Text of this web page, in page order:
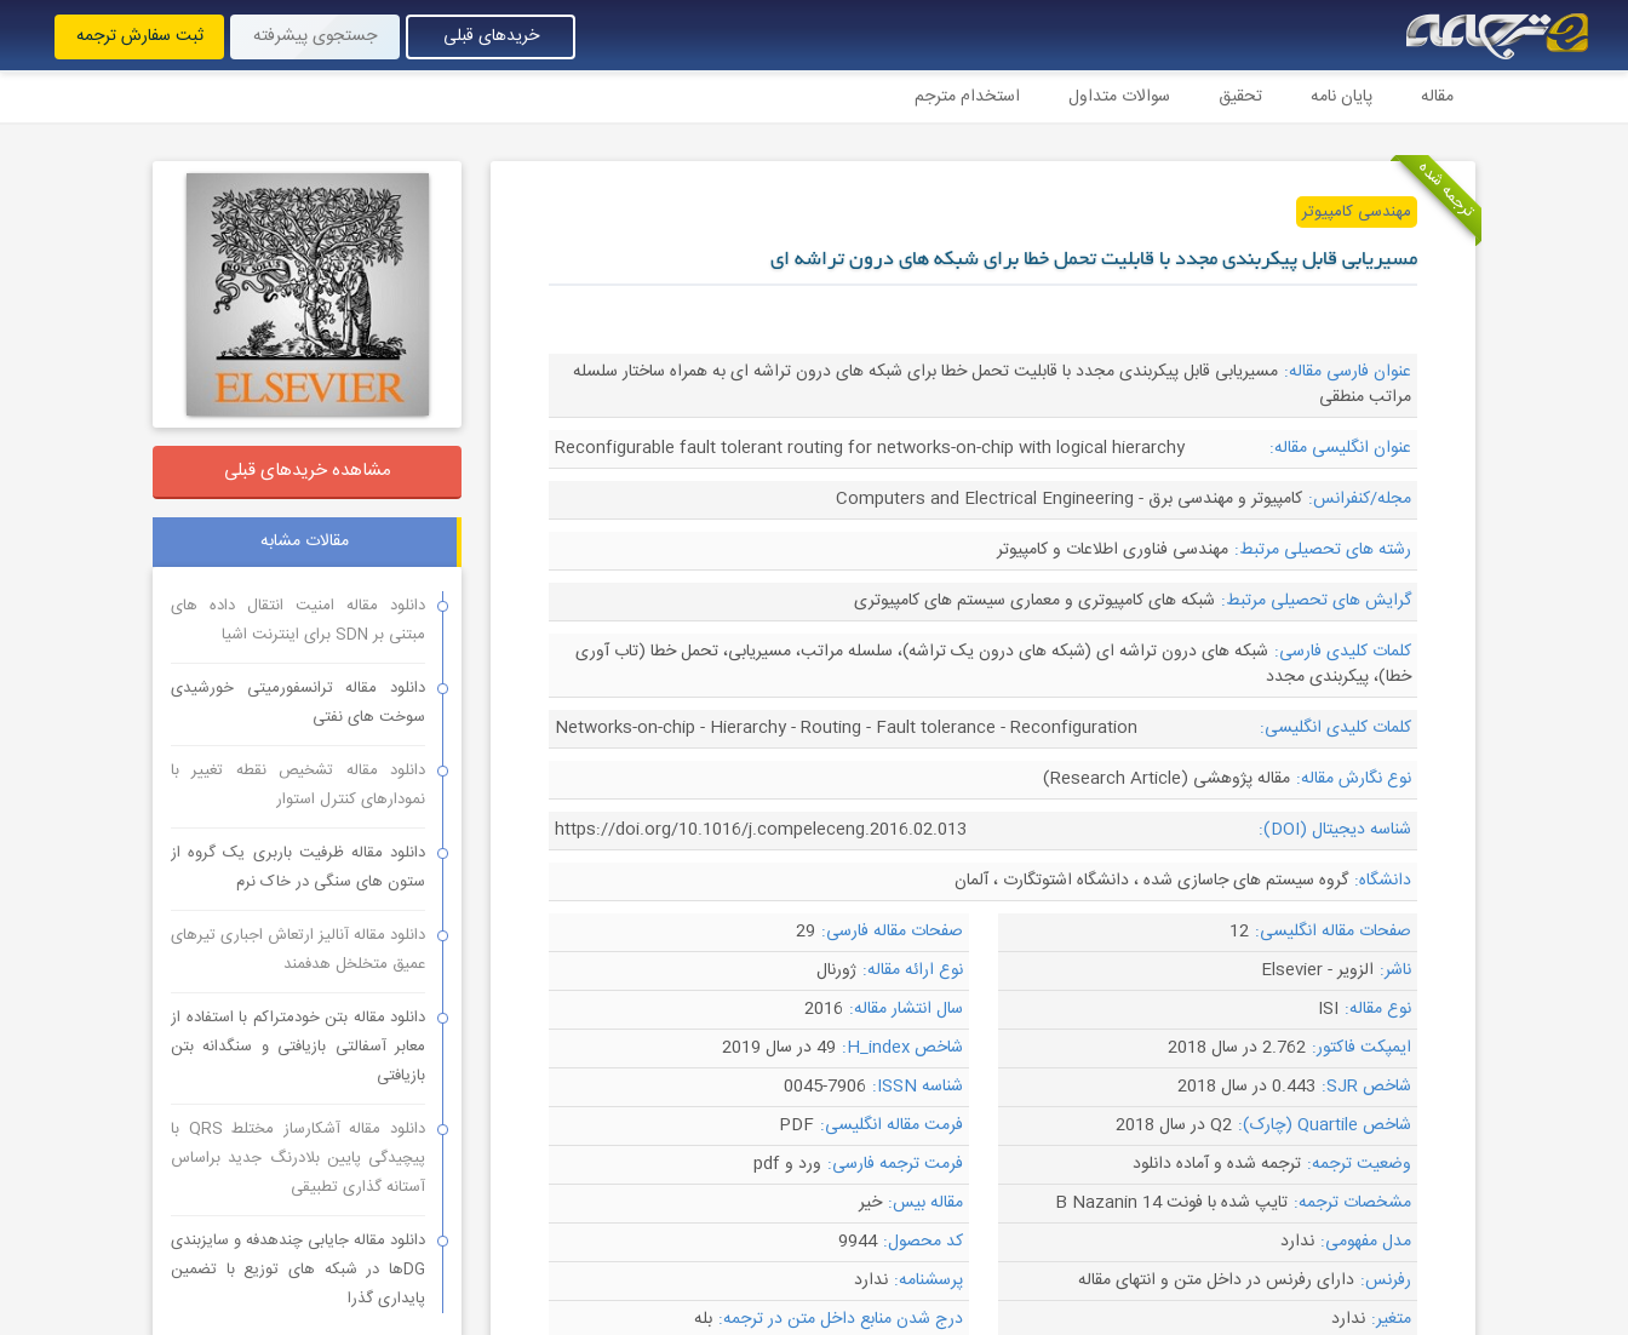
خریدهای قبلی جستجوی پیشرفته ثبت سفارش ترجمه
مقاله پایان نامه تحقیق سوالات متداول استخدام مترجم
ترجمه شدهمهندسی کامپیوتر
مسیریابی قابل پیکربندی مجدد با قابلیت تحمل خطا برای شبکه های درون تراشه ای
عنوان فارسی مقاله: مسیریابی قابل پیکربندی مجدد با قابلیت تحمل خطا برای شبکه های درون تراشه ای به همراه ساختار سلسله
مراتب منطقی
عنوان انگلیسی مقاله:
Reconfigurable fault tolerant routing for networks-on-chip with logical hierarchy
مجله/کنفرانس: کامپیوتر و مهندسی برق - Computers and Electrical Engineering
رشته های تحصیلی مرتبط: مهندسی فناوری اطلاعات و کامپیوتر
گرایش های تحصیلی مرتبط: شبکه های کامپیوتری و معماری سیستم های کامپیوتری
کلمات کلیدی فارسی: شبکه های درون تراشه ای (شبکه های درون یک تراشه)، سلسله مراتب، مسیریابی، تحمل خطا (تاب آوری
خطا)، پیکربندی مجدد
کلمات کلیدی انگلیسی:
Networks-on-chip - Hierarchy - Routing - Fault tolerance - Reconfiguration
نوع نگارش مقاله: مقاله پژوهشی (Research Article)
شناسه دیجیتال (DOI):
https://doi.org/10.1016/j.compeleceng.2016.02.013
دانشگاه: گروه سیستم های جاسازی شده ، دانشگاه اشتوتگارت ، آلمان
صفحات مقاله انگلیسی: 12 صفحات مقاله فارسی: 29
ناشر: الزویر - Elsevier نوع ارائه مقاله: ژورنال
نوع مقاله: ISI سال انتشار مقاله: 2016
ایمپکت فاکتور: 2.762 در سال 2018 شاخص H_index:
49 در سال 2019
شاخص SJR:
0.443 در سال 2018 شناسه ISSN:
0045-7906
شاخص Quartile (چارک):
Q2 در سال 2018 فرمت مقاله انگلیسی: PDF
وضعیت ترجمه: ترجمه شده و آماده دانلود فرمت ترجمه فارسی: ورد و pdf
مشخصات ترجمه: تایپ شده با فونت B Nazanin 14 مقاله بیس: خیر
مدل مفهومی: ندارد کد محصول: 9944
رفرنس: دارای رفرنس در داخل متن و انتهای مقاله پرسشنامه: ندارد
متغیر: ندارد درج شدن منابع داخل متن در ترجمه: بله
مشاهده خریدهای قبلی
مقالات مشابه
دانلود مقاله امنیت انتقال داده های
مبتنی بر SDN برای اینترنت اشیا
دانلود مقاله ترانسفورمیتی خورشیدی
سوخت های نفتی
دانلود مقاله تشخیص نقطه تغییر با
نمودارهای کنترل استوار
دانلود مقاله ظرفیت باربری یک گروه از
ستون های سنگی در خاک نرم
دانلود مقاله آنالیز ارتعاش اجباری تیرهای
عمیق متخلخل هدفمند
دانلود مقاله بتن خودمتراکم با استفاده از
معابر آسفالتی بازیافتی و سنگدانه بتن
بازیافتی
دانلود مقاله آشکارساز مختلط QRS با
پیچیدگی پایین بلادرنگ جدید براساس
آستانه گذاری تطبیقی
دانلود مقاله جایابی چندهدفه و سایزبندی
DGها در شبکه های توزیع با تضمین
پایداری گذرا